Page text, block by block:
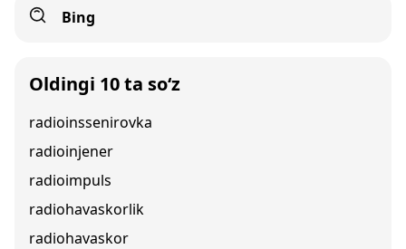
Bing
Oldingi 10 ta so‘z
radioinssenirovka
radioinjener
radioimpuls
radiohavaskorlik
radiohavaskor